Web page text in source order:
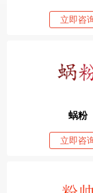
立即咨
蜗粉
立即咨